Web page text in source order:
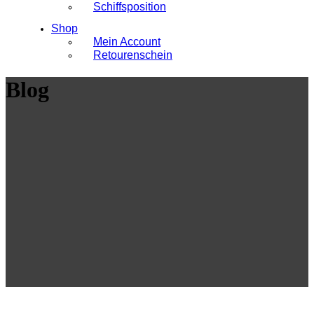
Schiffsposition
Shop
Mein Account
Retourenschein
Blog